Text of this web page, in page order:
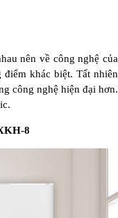
nên về công nghệ của
khác biệt. Tất nhiên
công nghệ hiện đại hơn.
8